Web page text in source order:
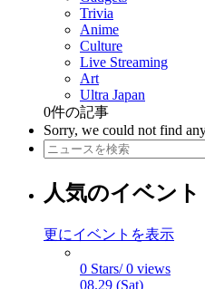
Trivia
Anime
Culture
Live Streaming
Art
Ultra Japan
0件の記事
Sorry, we could not find
人気のイベント
更にイベントを表示
0 Stars/ 0 views
08.29 (Sat)